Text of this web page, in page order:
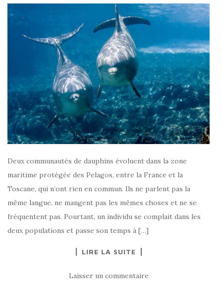
Deux communautés de dauphins évoluent dans la zone
maritime protégée des Pelagos, entre la France et la
Toscane, qui n’ont rien en commun. Ils ne parlent pas la
même langue, ne mangent pas les mêmes choses et ne se
fréquentent pas. Pourtant, un individu se complait dans les
deux populations et passe son temps à […]
LIRE LA SUITE
Laisser un commentaire